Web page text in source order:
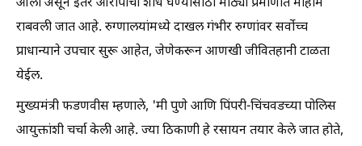
आली असून इतर आरोपींचा शोध घेण्यासाठी मोठ्या प्रमाणात मोहीम
राबवली जात आहे. रुग्णालयांमध्ये दाखल गंभीर रुग्णांवर सर्वोच्च
प्राधान्याने उपचार सुरू आहेत, जेणेकरून आणखी जीवितहानी टाळता
येईल.
मुख्यमंत्री फडणवीस म्हणाले, 'मी पुणे आणि पिंपरी-चिंचवडच्या पोलिस
आयुक्तांशी चर्चा केली आहे. ज्या ठिकाणी हे रसायन तयार केले जात होते,